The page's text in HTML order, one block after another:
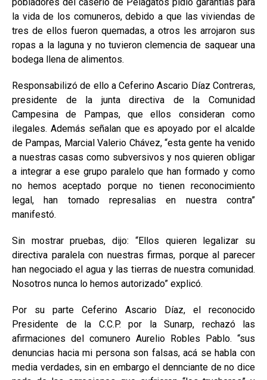
la vida de los comuneros, debido a que las viviendas de
tres de ellos fueron quemadas, a otros les arrojaron sus
ropas a la laguna y no tuvieron clemencia de saquear una
bodega llena de alimentos.
Responsabilizó de ello a Ceferino Ascario Díaz Contreras,
presidente de la junta directiva de la Comunidad
Campesina de Pampas, que ellos consideran como
ilegales. Además señalan que es apoyado por el alcalde
de Pampas, Marcial Valerio Chávez, “esta gente ha venido
a nuestras casas como subversivos y nos quieren obligar
a integrar a ese grupo paralelo que han formado y como
no hemos aceptado porque no tienen reconocimiento
legal, han tomado represalias en nuestra contra”
manifestó.
Sin mostrar pruebas, dijo: “Ellos quieren legalizar su
directiva paralela con nuestras firmas, porque al parecer
han negociado el agua y las tierras de nuestra comunidad.
Nosotros nunca lo hemos autorizado” explicó.
Por su parte Ceferino Ascario Díaz, el reconocido
Presidente de la C.C.P. por la Sunarp, rechazó las
afirmaciones del comunero Aurelio Robles Pablo. “sus
denuncias hacia mi persona son falsas, acá se habla con
media verdades, sin en embargo el dennciante de no dice